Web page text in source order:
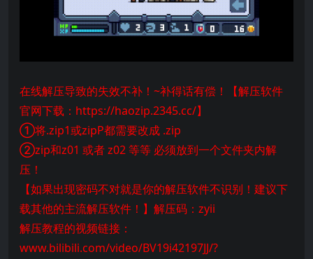
在线解压导致的失效不补！~补得话有偿！【解压软件
官网下载：https://haozip.2345.cc/】
①将.zip1或zipP都需要改成 .zip
②zip和z01 或者 z02 等等 必须放到一个文件夹内解
压！
【如果出现密码不对就是你的解压软件不识别！建议下
载其他的主流解压软件！】解压码：zyii
解压教程的视频链接：
www.bilibili.com/video/BV19i42197JJ/?